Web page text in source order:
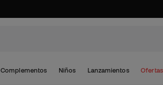
Complementos Niños Lanzamientos Ofertas